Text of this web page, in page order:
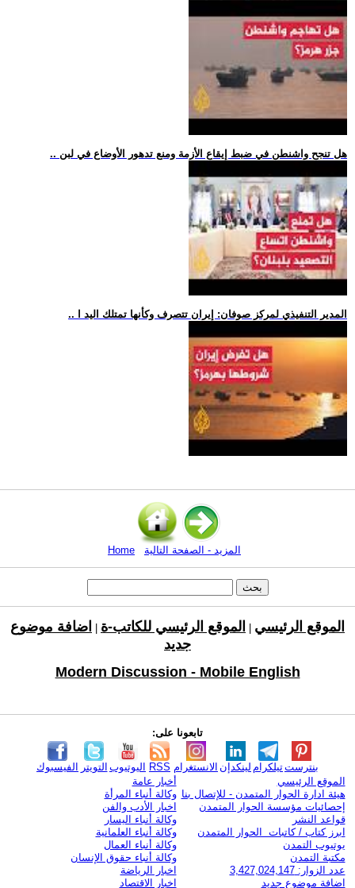
.. هل تنجح واشنطن في ضبط إيقاع الأزمة ومنع تدهور الأوضاع في لبن
.. المدير التنفيذي لمركز صوفان: إيران تتصرف وكأنها تمتلك اليد ا
Home المزيد - الصفحة التالية
الموقع الرئيسي الموقع الرئيسي للكاتب-ة
اضافة موضوع
جديد
Modern Discussion - Mobile English
تابعونا على:
الفيسبوك التويتر اليوتيوب RSS الانستغرام لينكدإن تيلكرامبنترست
الموقع الرئيسي
هيئة ادارة الحوار المتمدن - للإتصال بنا
إحصائيات مؤسسة الحوار المتمدن
قواعد النشر
ابرز كتاب / كاتبات الحوار المتمدن
يوتيوب التمدن
مكتبة التمدن
عدد الزوار: 3,427,024,147
اضافة موضوع جديد
أخبار عامة
وكالة أنباء المرأة
اخبار الأدب والفن
وكالة أنباء اليسار
وكالة أنباء العلمانية
وكالة أنباء العمال
وكالة أنباء حقوق الإنسان
اخبار الرياضة
اخبار الاقتصاد